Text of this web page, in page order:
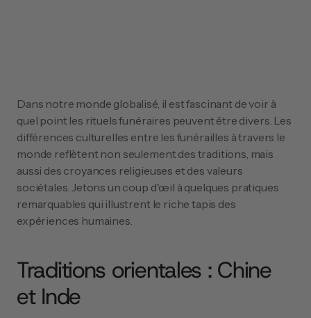
Dans notre monde globalisé, il est fascinant de voir à
quel point les rituels funéraires peuvent être divers. Les
différences culturelles entre les funérailles à travers le
monde reflètent non seulement des traditions, mais
aussi des croyances religieuses et des valeurs
sociétales. Jetons un coup d'œil à quelques pratiques
remarquables qui illustrent le riche tapis des
expériences humaines.
Traditions orientales : Chine
et Inde